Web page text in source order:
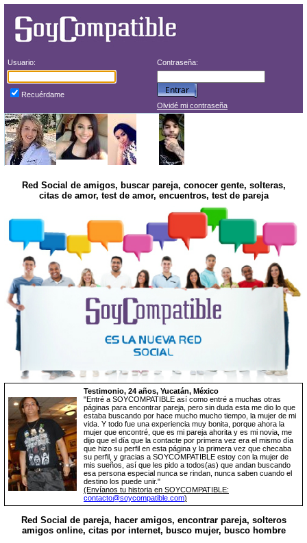
Usuario:
Recuérdame
Contraseña:
Olvidé mi contraseña
Red Social de amigos, buscar pareja, conocer gente, solteras,
citas de amor, test de amor, encuentros, test de pareja
Testimonio, 24 años, Yucatán, México
"Entré a SOYCOMPATIBLE así como entré a muchas otras
páginas para encontrar pareja, pero sin duda esta me dio lo que
estaba buscando por hace mucho mucho tiempo, la mujer de mi
vida. Y todo fue una experiencia muy bonita, porque ahora la
mujer que encontré, que es mi pareja ahorita y es mi novia, me
dijo que el día que la contacte por primera vez era el mismo día
que hizo su perfil en esta página y la primera vez que checaba
su perfil, y gracias a SOYCOMPATIBLE estoy con la mujer de
mis sueños, así que les pido a todos(as) que andan buscando
esa persona especial nunca se rindan, nunca saben cuando el
destino los puede unir."
(Envíanos tu historia en SOYCOMPATIBLE:
contacto@soycompatible.com)
Red Social de pareja, hacer amigos, encontrar pareja, solteros
amigos online, citas por internet, busco mujer, busco hombre